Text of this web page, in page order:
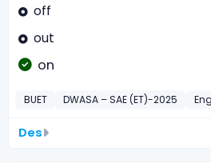
off
out
on
BUET DWASA – SAE (ET)-2025
Des